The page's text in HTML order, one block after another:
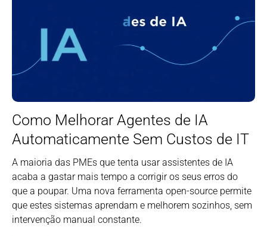
Como Melhorar Agentes de IA
Automaticamente Sem Custos de IT
A maioria das PMEs que tenta usar assistentes de IA
acaba a gastar mais tempo a corrigir os seus erros do
que a poupar. Uma nova ferramenta open-source permite
que estes sistemas aprendam e melhorem sozinhos, sem
intervenção manual constante.